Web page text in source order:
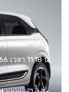
เวลา 11:18 น.